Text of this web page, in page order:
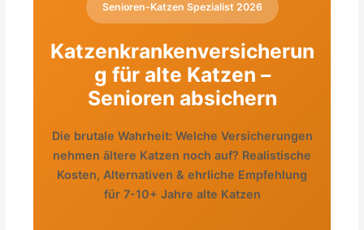
Senioren-Katzen Spezialist 2026
Katzenkrankenversicherun
g für alte Katzen –
Senioren absichern
Die brutale Wahrheit: Welche Versicherungen
nehmen ältere Katzen noch auf? Realistische
Kosten, Alternativen & ehrliche Empfehlung
für 7-10+ Jahre alte Katzen